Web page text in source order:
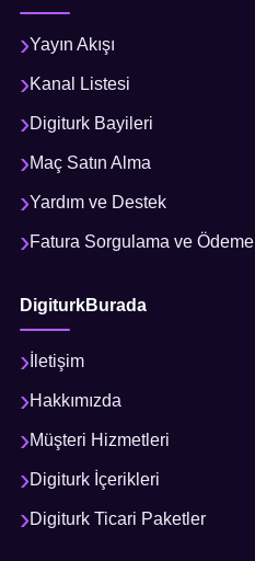
Yayın Akışı
Kanal Listesi
Digiturk Bayileri
Maç Satın Alma
Yardım ve Destek
Fatura Sorgulama ve Ödeme
DigiturkBurada
İletişim
Hakkımızda
Müşteri Hizmetleri
Digiturk İçerikleri
Digiturk Ticari Paketler